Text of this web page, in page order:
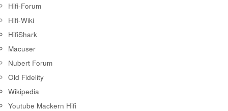
Hifi-Forum
Hifi-Wiki
HifiShark
Macuser
Nubert Forum
Old Fidelity
Wikipedia
Youtube Mackern Hifi